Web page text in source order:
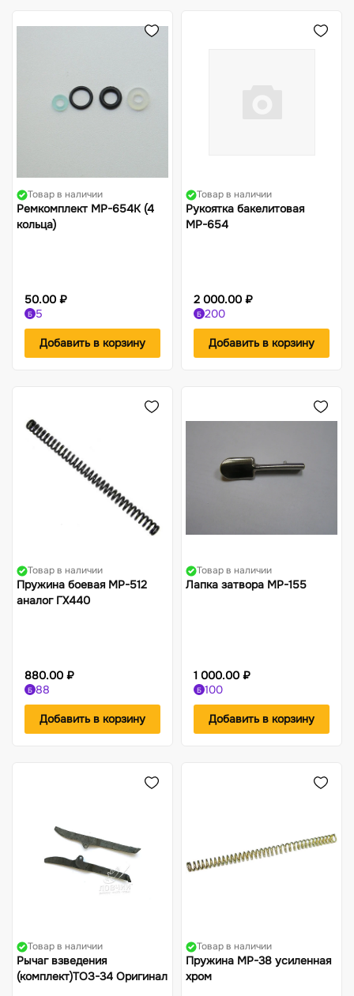
Товар в наличии
Ремкомплект МР-654К (4
кольца)
50.00 ₽
Б 5
Добавить в корзину
Товар в наличии
Рукоятка бакелитовая
МР-654
2 000.00 ₽
Б 200
Добавить в корзину
Товар в наличии
Пружина боевая МР-512
аналог ГХ440
880.00 ₽
Б 88
Добавить в корзину
Товар в наличии
Лапка затвора МР-155
1 000.00 ₽
Б 100
Добавить в корзину
Товар в наличии
Рычаг взведения
(комплект)ТОЗ-34 Оригинал
Товар в наличии
Пружина МР-38 усиленная
хром